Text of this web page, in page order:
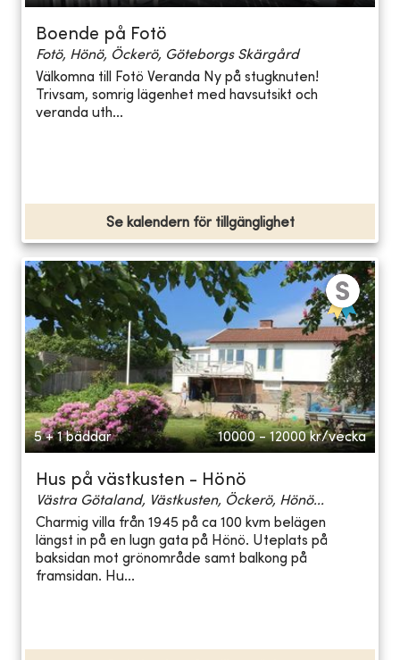
Boende på Fotö
Fotö, Hönö, Öckerö, Göteborgs Skärgård
Välkomna till Fotö Veranda Ny på stugknuten!
Trivsam, somrig lägenhet med havsutsikt och
veranda uth...
Se kalendern för tillgänglighet
5 + 1 bäddar 10000 - 12000 kr/vecka
Hus på västkusten - Hönö
Västra Götaland, Västkusten, Öckerö, Hönö...
Charmig villa från 1945 på ca 100 kvm belägen
längst in på en lugn gata på Hönö. Uteplats på
baksidan mot grönområde samt balkong på
framsidan. Hu...